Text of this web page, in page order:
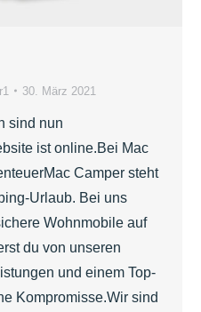
30. März 2021
sind nun
ist online.Bei Mac
Camper steht
Urlaub. Bei uns
Wohnmobile auf
du von unseren
und einem Top-
Kompromisse.Wir sind